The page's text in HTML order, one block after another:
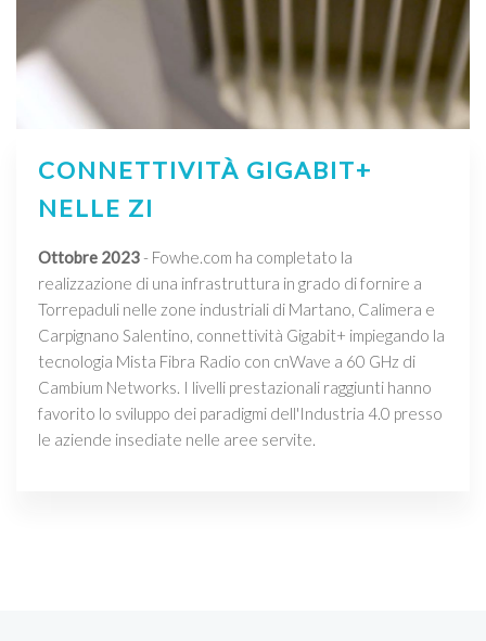
CONNETTIVITÀ GIGABIT+
NELLE ZI
Ottobre 2023- Fowhe.com ha completato la
realizzazione di una infrastruttura in grado di fornire a
Torrepaduli nelle zone industriali di Martano, Calimera e
Carpignano Salentino, connettività Gigabit+ impiegando la
tecnologia Mista Fibra Radio con cnWave a 60 GHz di
Cambium Networks. I livelli prestazionali raggiunti hanno
favorito lo sviluppo dei paradigmi dell'Industria 4.0 presso
le aziende insediate nelle aree servite.